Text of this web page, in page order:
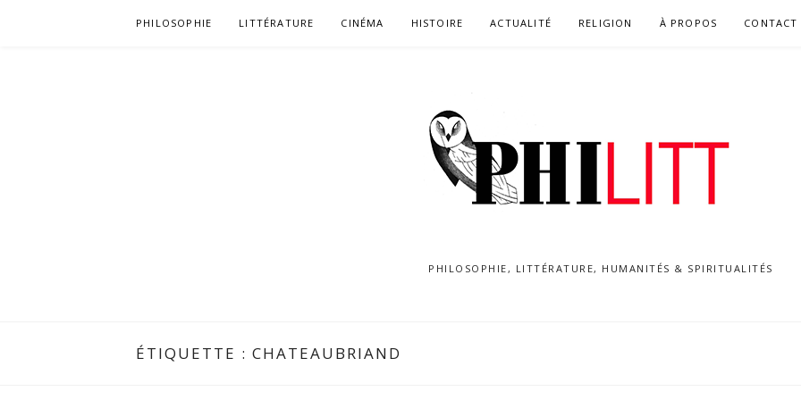
PHILOSOPHIE LITTÉRATURE CINÉMA HISTOIRE ACTUALITÉ RELIGION À PROPOS CONTACT
PHILOSOPHIE, LITTÉRATURE, HUMANITÉS & SPIRITUALITÉS
ÉTIQUETTE : CHATEAUBRIAND